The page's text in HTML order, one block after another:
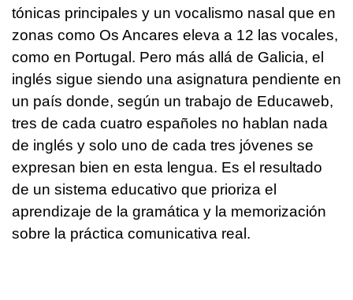
tónicas principales y un vocalismo nasal que en
zonas como Os Ancares eleva a 12 las vocales,
como en Portugal. Pero más allá de Galicia, el
inglés sigue siendo una asignatura pendiente en
un país donde, según un trabajo de Educaweb,
tres de cada cuatro españoles no hablan nada
de inglés y solo uno de cada tres jóvenes se
expresan bien en esta lengua. Es el resultado
de un sistema educativo que prioriza el
aprendizaje de la gramática y la memorización
sobre la práctica comunicativa real.